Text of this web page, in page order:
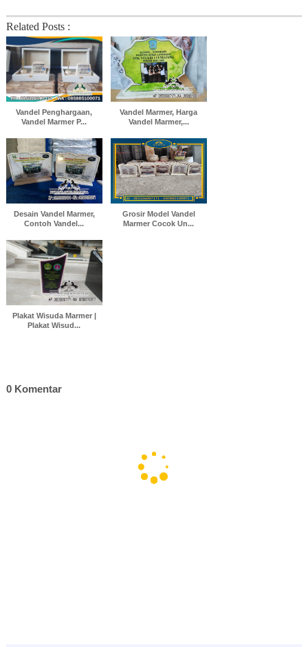
Related Posts :
Vandel Penghargaan,
Vandel Marmer P...
Vandel Marmer, Harga
Vandel Marmer,...
Desain Vandel Marmer,
Contoh Vandel...
Grosir Model Vandel
Marmer Cocok Un...
Plakat Wisuda Marmer |
Plakat Wisud...
0 Komentar